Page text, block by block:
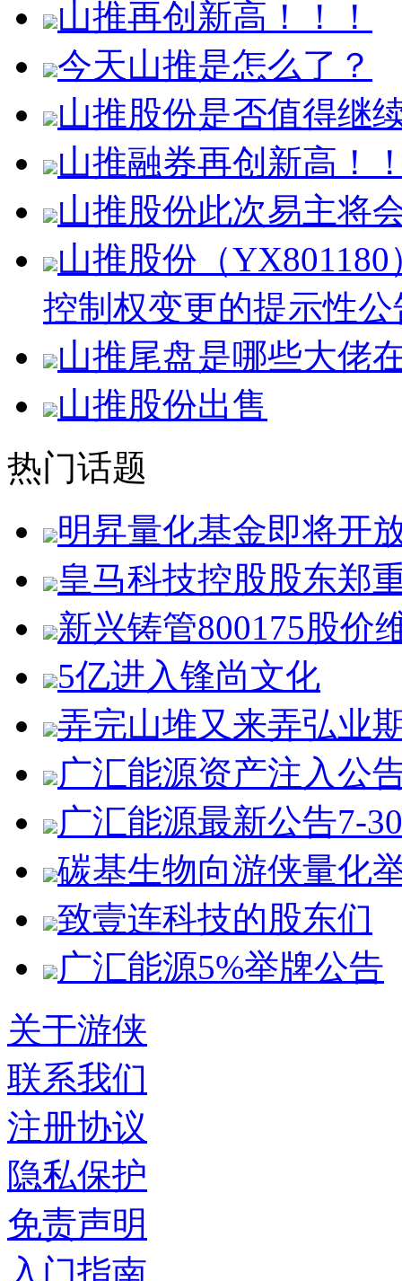
山推再创新高！！！
今天山推是怎么了？
山推股份是否值得继
山推融券再创新高！
山推股份此次易主将
山推股份（
控制权变更的提示性公
山推尾盘是哪些大佬
山推股份出售
热门话题
明昇量化基金即将开
皇马科技控股股东郑
新兴铸管800175股价
5亿进入锋尚文化
弄完山堆又来弄弘业
广汇能源资产注入公
广汇能源最新公告7-30
碳基生物向游侠量化
致壹连科技的股东们
广汇能源5%举牌公告
关于游侠
联系我们
注册协议
隐私保护
免责声明
入门指南